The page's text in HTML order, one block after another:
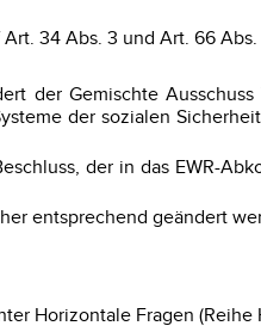
34 Abs. 3 und Art. 66 Abs.
der Gemischte
der sozialen
der in das EWR-
entsprechend geändert
Horizontale Fragen